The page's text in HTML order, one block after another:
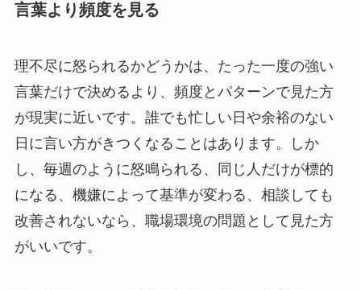
言葉より頻度を見る
理不尽に怒られるかどうかは、たった一度の強い
言葉だけで決めるより、頻度とパターンで見た方
が現実に近いです。誰でも忙しい日や余裕のない
日に言い方がきつくなることはあります。しか
し、毎週のように怒鳴られる、同じ人だけが標的
になる、機嫌によって基準が変わる、相談しても
改善されないなら、職場環境の問題として見た方
がいいです。